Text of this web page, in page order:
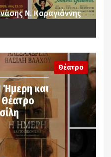
Ν. Καραγιάννης
Θέατρο
και